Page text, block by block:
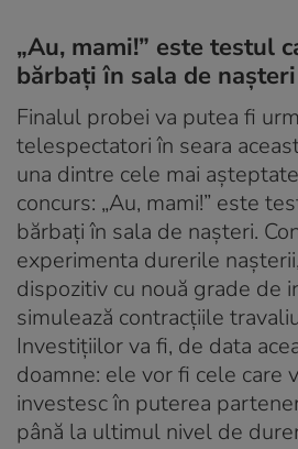
„Au, mami!” este testul
bărbați în sala de nașteri
Finalul probei va putea fi
telespectatori în seara
una dintre cele mai
concurs: „Au, mami!” este
bărbați în sala de nașteri.
experimenta durerile
dispozitiv cu nouă grade de
simulează contracțiile
Investițiilor va fi, de data
doamne: ele vor fi cele care
investesc în puterea
până la ultimul nivel de